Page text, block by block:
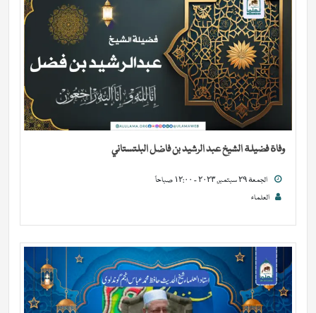
وفاة فضيلة الشيخ عبد الرشيد بن فاضل البلتستاني
الجمعة ٢٩ سبتمبر, ٢٠٢٣ - ١٢:٠٠ صباحاً
العلماء